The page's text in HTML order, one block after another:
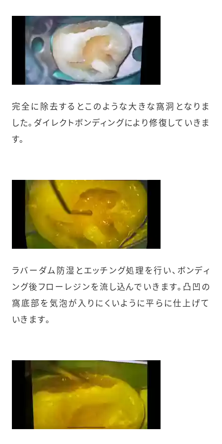
完全に除去するとこのような大きな窩洞となりま
した。ダイレクトボンディングにより修復していきま
す。
ラバーダム防湿とエッチング処理を行い、ボンディ
ング後フローレジンを流し込んでいきます。凸凹の
窩底部を気泡が入りにくいように平らに仕上げて
いきます。